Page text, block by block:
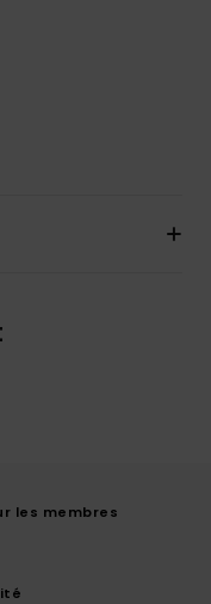
les membres